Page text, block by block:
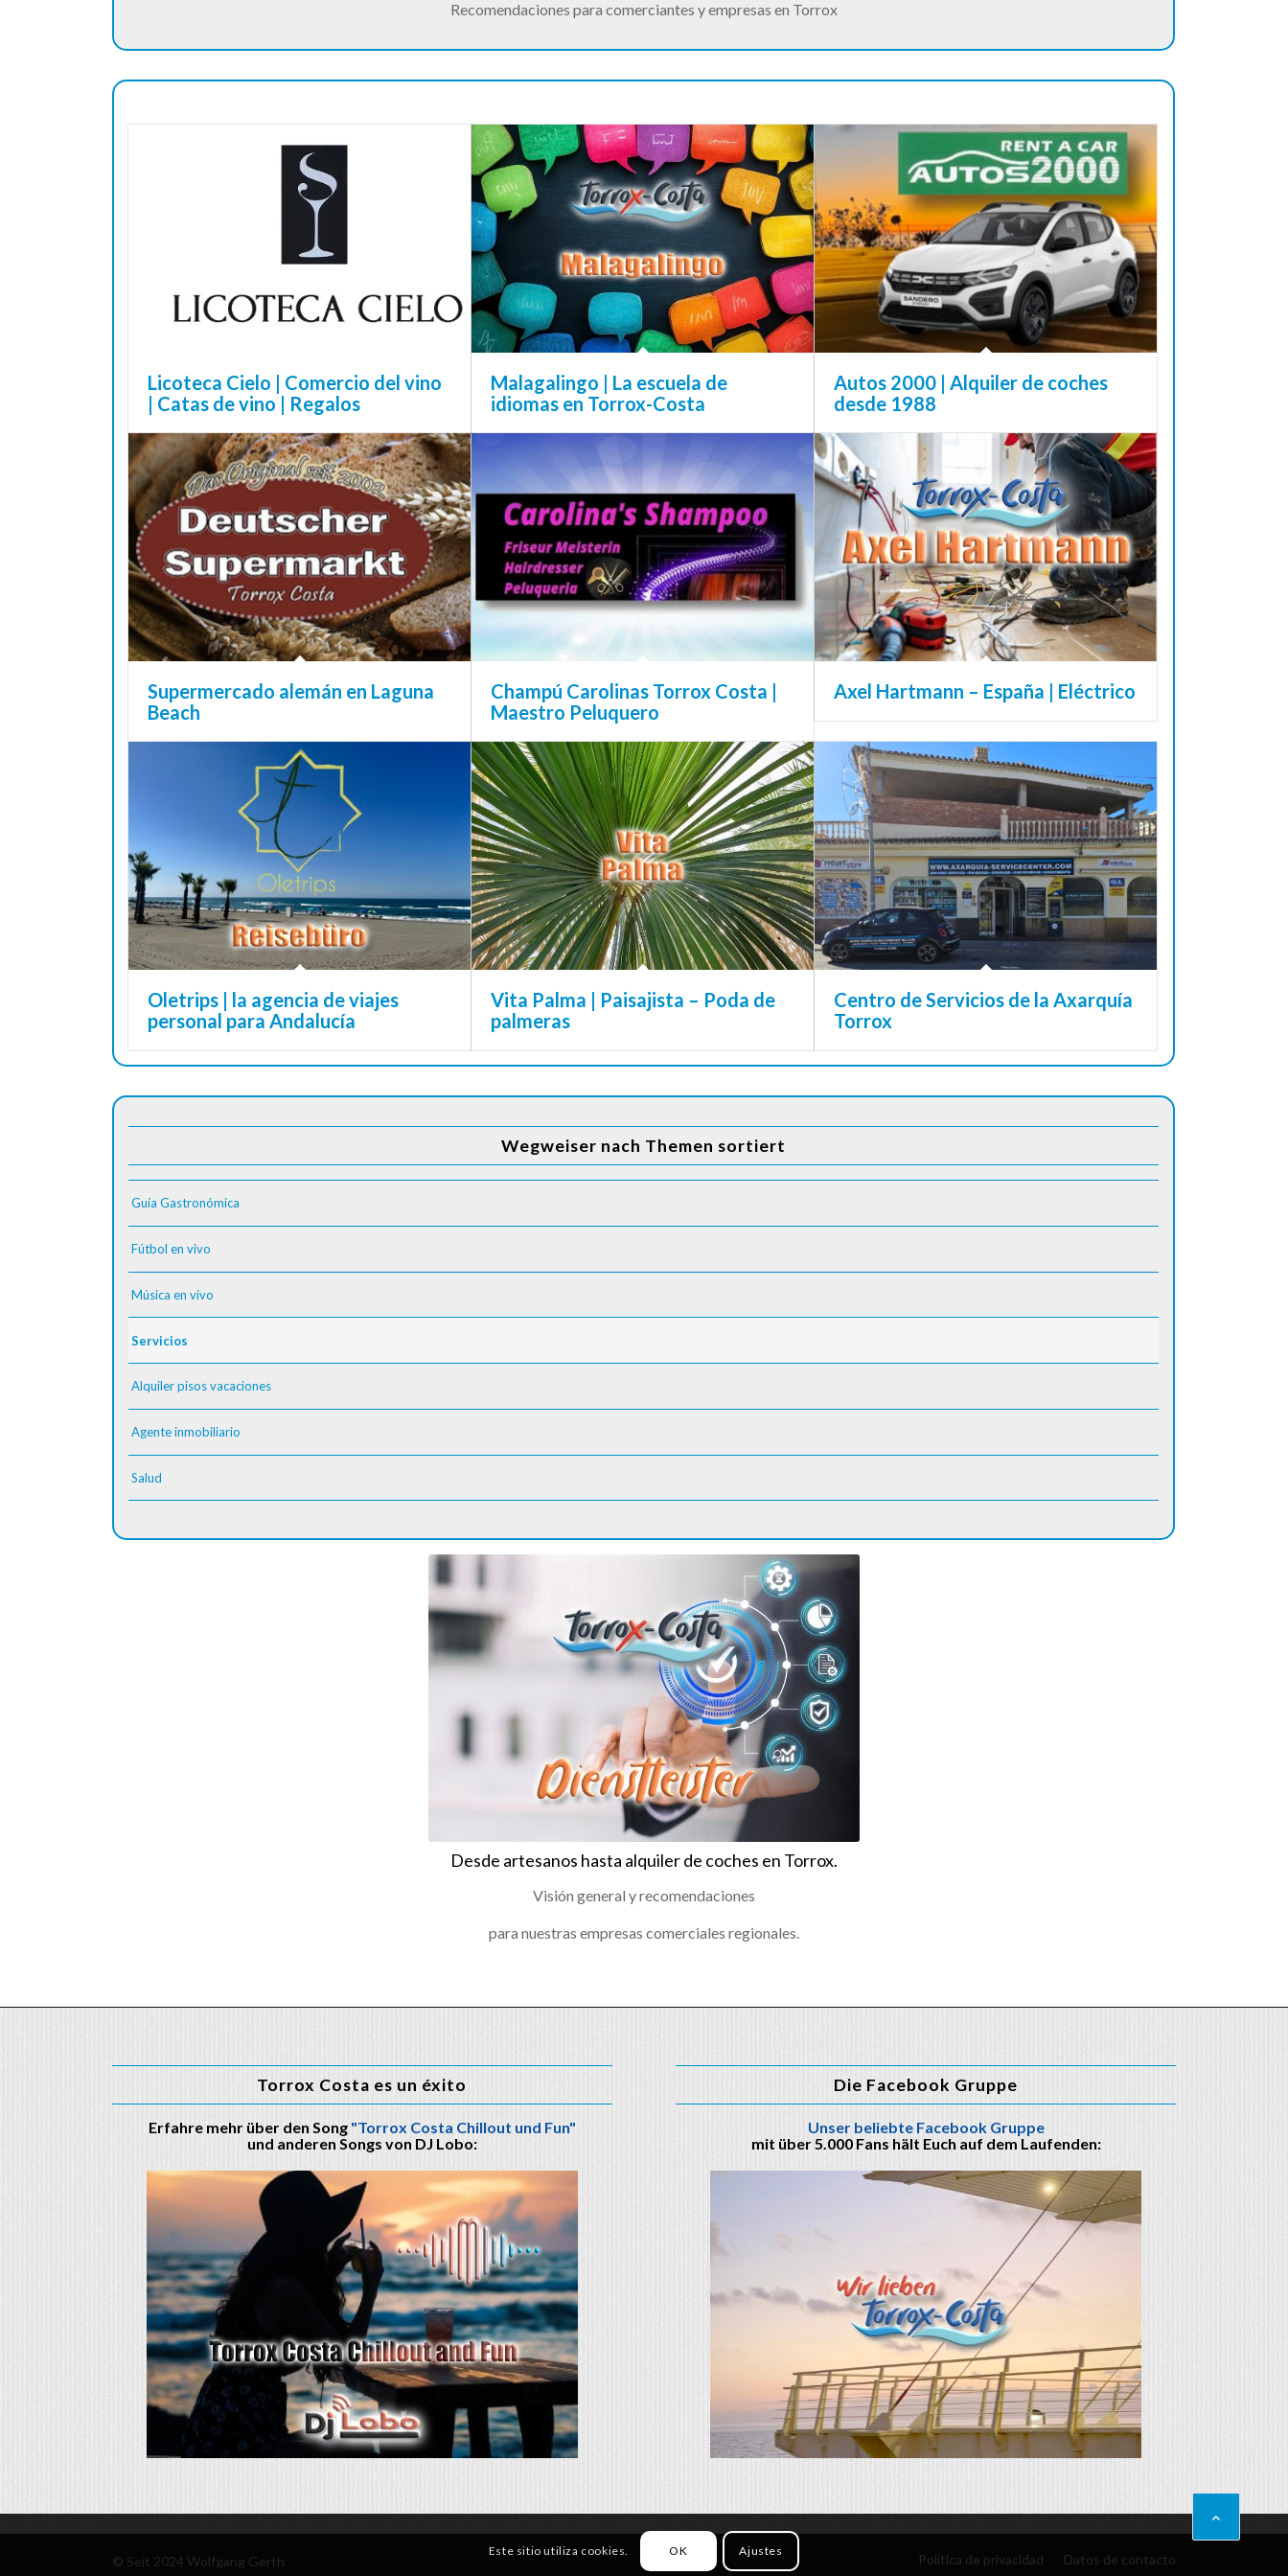
Recomendaciones para comerciantes y empresas en Torrox
Licoteca Cielo | Comercio del vino
| Catas de vino | Regalos
Malagalingo | La escuela de
idiomas en Torrox-Costa
Autos 2000 | Alquiler de coches
desde 1988
Supermercado alemán en Laguna
Beach
Champú Carolinas Torrox Costa |
Maestro Peluquero
Axel Hartmann – España | Eléctrico
Oletrips | la agencia de viajes
personal para Andalucía
Vita Palma | Paisajista – Poda de
palmeras
Centro de Servicios de la Axarquía
Torrox
Wegweiser nach Themen sortiert
Guía Gastronómica
Fútbol en vivo
Música en vivo
Servicios
Alquiler pisos vacaciones
Agente inmobiliario
Salud
Desde artesanos hasta alquiler de coches en Torrox.
Visión general y recomendaciones
para nuestras empresas comerciales regionales.
Torrox Costa es un éxito
Erfahre mehr über den Song "Torrox Costa Chillout und Fun"
und anderen Songs von DJ Lobo:
Die Facebook Gruppe
Unser beliebte Facebook Gruppe
mit über 5.000 Fans hält Euch auf dem Laufenden:
© Seit 2024 Wolfgang Gerth Política de privacidad Datos de contacto
Este sitio utiliza cookies. OK Ajustes